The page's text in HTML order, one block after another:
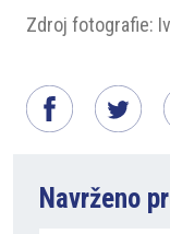
Zdroj fotografie:
Navrženo